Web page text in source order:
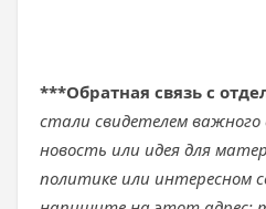
***Обратная связь с
стали свидетелем важного
новость или идея для
политике или интересном